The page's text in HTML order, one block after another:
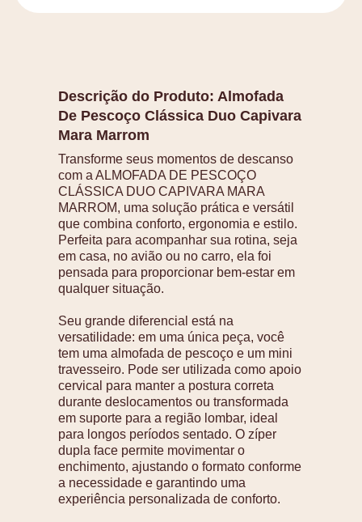
Descrição do Produto: Almofada
De Pescoço Clássica Duo Capivara
Mara Marrom
Transforme seus momentos de descanso
com a ALMOFADA DE PESCOÇO
CLÁSSICA DUO CAPIVARA MARA
MARROM, uma solução prática e versátil
que combina conforto, ergonomia e estilo.
Perfeita para acompanhar sua rotina, seja
em casa, no avião ou no carro, ela foi
pensada para proporcionar bem-estar em
qualquer situação.
Seu grande diferencial está na
versatilidade: em uma única peça, você
tem uma almofada de pescoço e um mini
travesseiro. Pode ser utilizada como apoio
cervical para manter a postura correta
durante deslocamentos ou transformada
em suporte para a região lombar, ideal
para longos períodos sentado. O zíper
dupla face permite movimentar o
enchimento, ajustando o formato conforme
a necessidade e garantindo uma
experiência personalizada de conforto.